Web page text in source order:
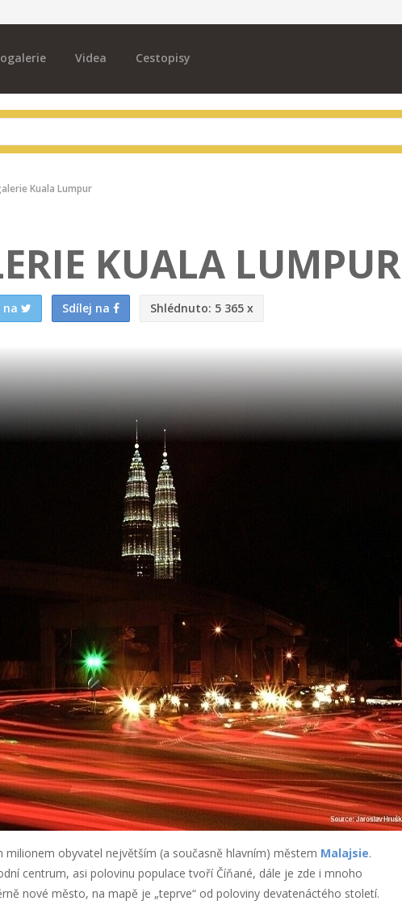
Videa Cestopisy
Kuala Lumpur
KUALA LUMPUR
na Sdílej na Shlédnuto: 5 365 x
obyvatel největším (a současně hlavním) městem Malajsie.
centrum, asi polovinu populace tvoří Číňané, dále je zde i mnoho
nové město, na mapě je „teprve“ od poloviny devatenáctého století.